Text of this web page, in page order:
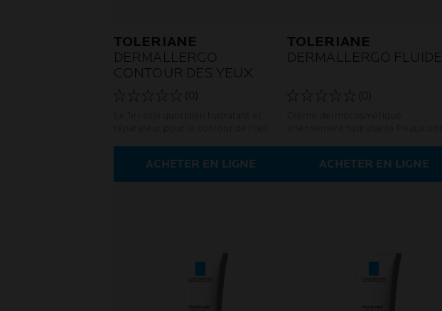
TOLERIANE
DERMALLERGO
CONTOUR DES YEUX
(0)
ACHETER EN LIGNE
TOLERIANE
DERMALLERGO FLUIDE
(0)
ACHETER EN LIGNE